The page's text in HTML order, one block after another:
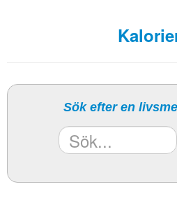
Sök efter en